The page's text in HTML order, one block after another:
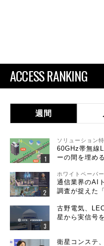
ACCESS RANKING
週間
ソリューション
60GHz帯無線
ーの間を埋め
ホワイトペーパー
通信業界のAI
調査が捉えた
古野電気、
星から実信号
衛星コンステ